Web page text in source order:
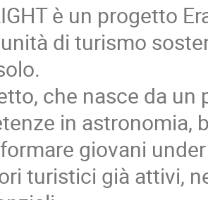
è un progetto
di turismo
che nasce da
in astronomia,
giovani
turistici già attivi,